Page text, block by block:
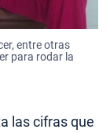
entre otras
para rodar la
las cifras que